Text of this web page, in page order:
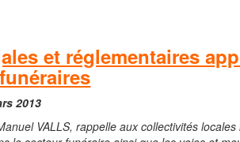
et réglementaires
2013
VALLS, rappelle aux collectivités